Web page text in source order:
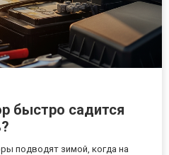
быстро садится
подводят зимой, когда на